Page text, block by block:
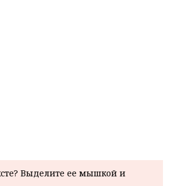
Выделите ее мышкой и